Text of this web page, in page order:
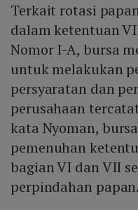
Terkait rotasi
dalam ketentuan
Nomor I-A, bursa
untuk melakukan
persyaratan dan
perusahaan
kata Nyoman,
pemenuhan
bagian VI dan VII
perpindahan papan.